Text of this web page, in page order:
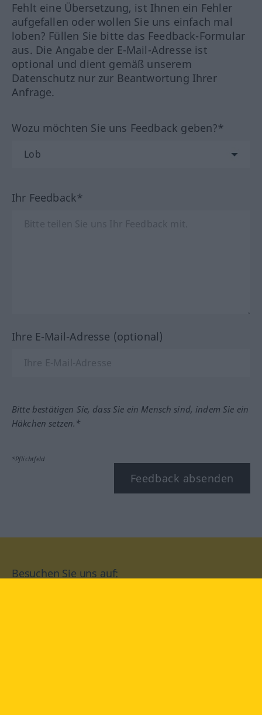
Fehlt eine Übersetzung, ist Ihnen ein Fehler
aufgefallen oder wollen Sie uns einfach mal
loben? Füllen Sie bitte das Feedback-Formular
aus. Die Angabe der E-Mail-Adresse ist
optional und dient gemäß unserem
Datenschutz nur zur Beantwortung Ihrer
Anfrage.
Wozu möchten Sie uns Feedback geben?*
Ihr Feedback*
Ihre E-Mail-Adresse (optional)
Bitte bestätigen Sie, dass Sie ein Mensch sind, indem Sie ein
Häkchen setzen.*
*Pflichtfeld
Feedback absenden
Besuchen Sie uns auf: